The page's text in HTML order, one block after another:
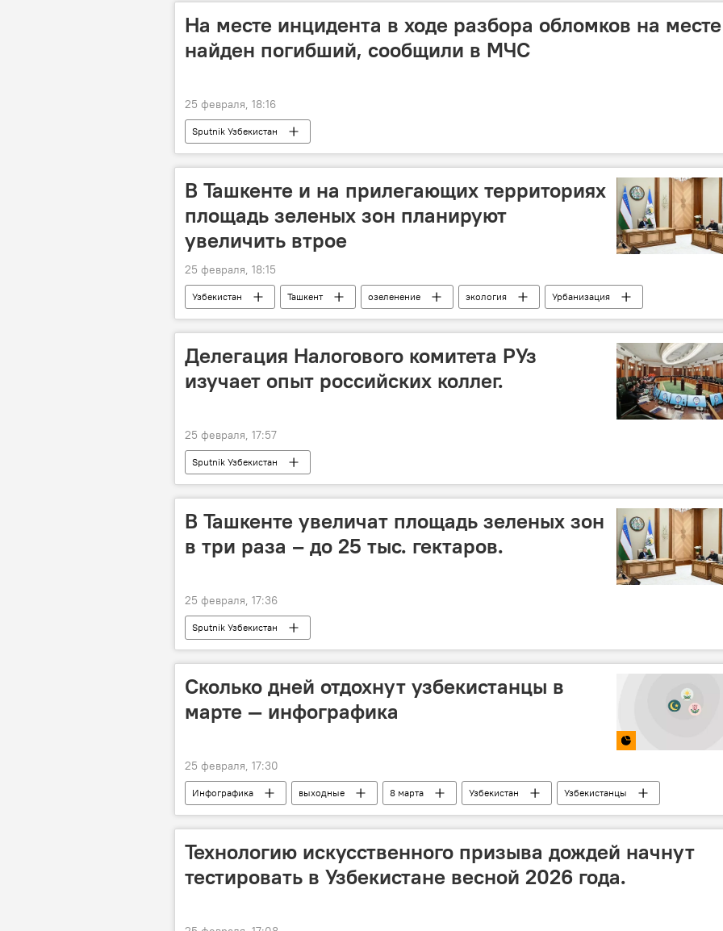
На месте инцидента в ходе разбора обломков на месте
найден погибший, сообщили в МЧС
25 февраля, 18:16
Sputnik Узбекистан
В Ташкенте и на прилегающих территориях
площадь зеленых зон планируют
увеличить втрое
25 февраля, 18:15
Узбекистан Ташкент озеленение экология
Урбанизация
Презентация
президент Узбекистана Шавкат Мирзиёев
Делегация Налогового комитета РУз
изучает опыт российских коллег.
25 февраля, 17:57
Sputnik Узбекистан
В Ташкенте увеличат площадь зеленых зон
в три раза – до 25 тыс. гектаров.
25 февраля, 17:36
Sputnik Узбекистан
Сколько дней отдохнут узбекистанцы в
марте — инфографика
25 февраля, 17:30
Инфографика выходные 8 марта Узбекистан
Узбекистанцы
отдых
календарь Навруз рамазан хайит
Технологию искусственного призыва дождей начнут
тестировать в Узбекистане весной 2026 года.